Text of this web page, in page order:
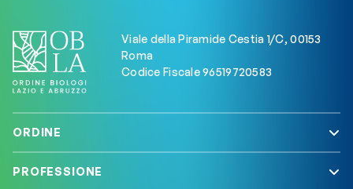
Viale della Piramide Cestia 1/C, 00153
Roma
Codice Fiscale 96519720583
ORDINE
PROFESSIONE